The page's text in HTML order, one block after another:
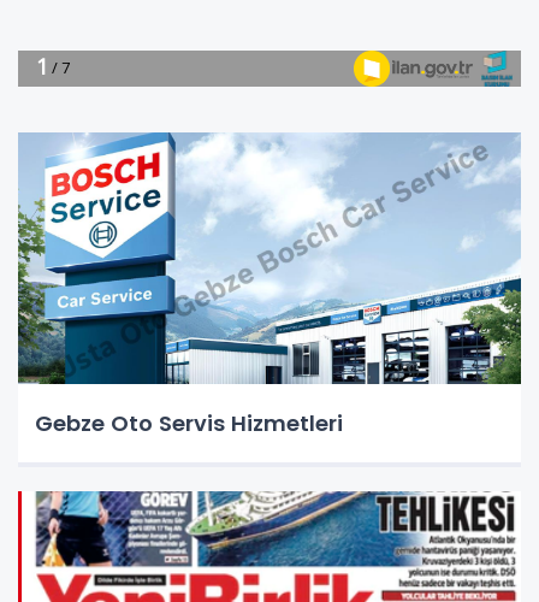
Gebze Oto Servis Hizmetleri